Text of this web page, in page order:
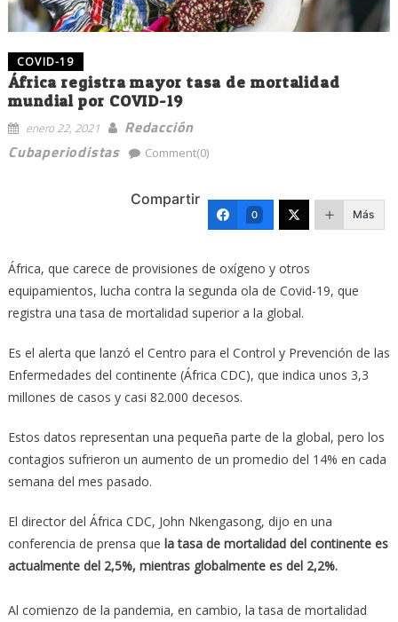
COVID-19
África registra mayor tasa de mortalidad
mundial por COVID-19
enero 22, 2021
Redacción
Cubaperiodistas
Comment(0)
Compartir
0 Más
África, que carece de provisiones de oxígeno y otros
equipamientos, lucha contra la segunda ola de Covid-19, que
registra una tasa de mortalidad superior a la global.
Es el alerta que lanzó el Centro para el Control y Prevención de las
Enfermedades del continente (África CDC), que indica unos 3,3
millones de casos y casi 82.000 decesos.
Estos datos representan una pequeña parte de la global, pero los
contagios sufrieron un aumento de un promedio del 14% en cada
semana del mes pasado.
El director del África CDC, John Nkengasong, dijo en una
conferencia de prensa que la tasa de mortalidad del continente es
actualmente del 2,5%, mientras globalmente es del 2,2%.
Al comienzo de la pandemia, en cambio, la tasa de mortalidad